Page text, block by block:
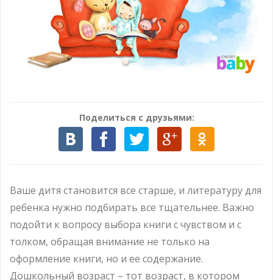
Поделиться с друзьями:
Ваше дитя становится все старше, и литературу для
ребенка нужно подбирать все тщательнее. Важно
подойти к вопросу выбора книги с чувством и с
толком, обращая внимание не только на
оформление книги, но и ее содержание.
Дошкольный возраст – тот возраст, в котором